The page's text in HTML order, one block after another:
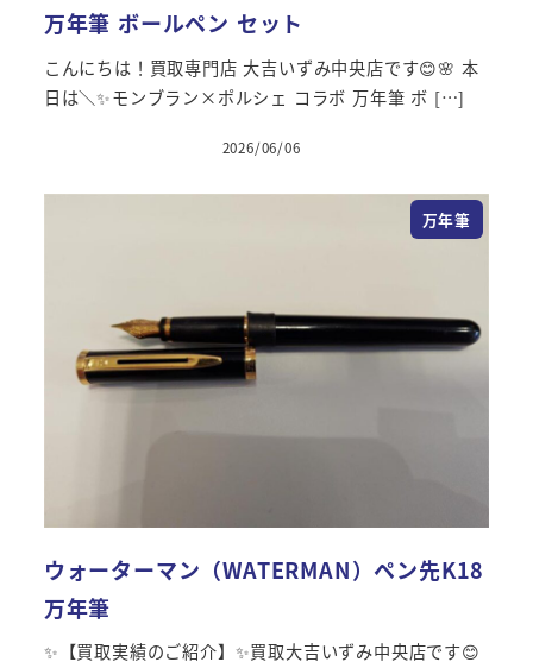
万年筆 ボールペン セット
こんにちは！買取専門店 大吉いずみ中央店です😊🌸 本
日は＼✨モンブラン×ポルシェ コラボ 万年筆 ボ […]
2026/06/06
万年筆
ウォーターマン（WATERMAN）ペン先K18
万年筆
✨【買取実績のご紹介】✨買取大吉いずみ中央店です😊